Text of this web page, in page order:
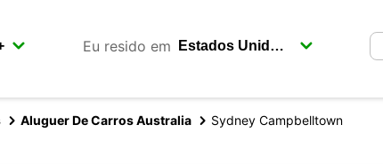
Eu resido em
Aluguer De Carros Australia Sydney Campbelltown